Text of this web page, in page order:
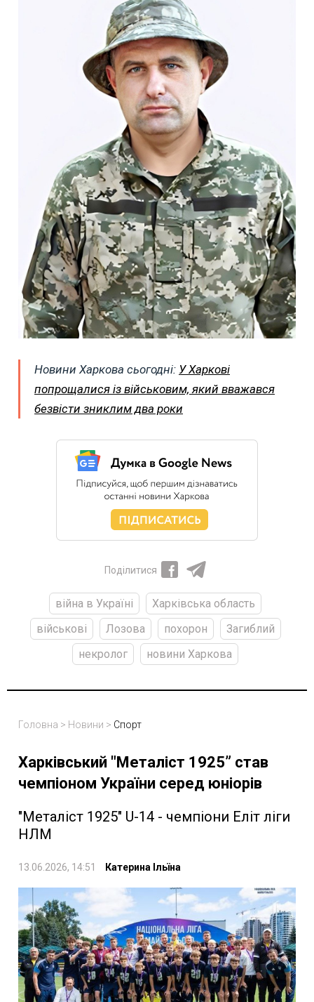
Новини Харкова сьогодні: У Харкові
попрощалися із військовим, який вважався
безвісти зниклим два роки
Поділитися
війна в Україні
Харківська область
військові
Лозова похорон
Загиблий
некролог
новини Харкова
Головна > Новини > Спорт
Харківський "Металіст 1925” став
чемпіоном України серед юніорів
"Металіст 1925" U-14 - чемпіони Еліт ліги
НЛМ
13.06.2026, 14:51 Катерина Ільїна